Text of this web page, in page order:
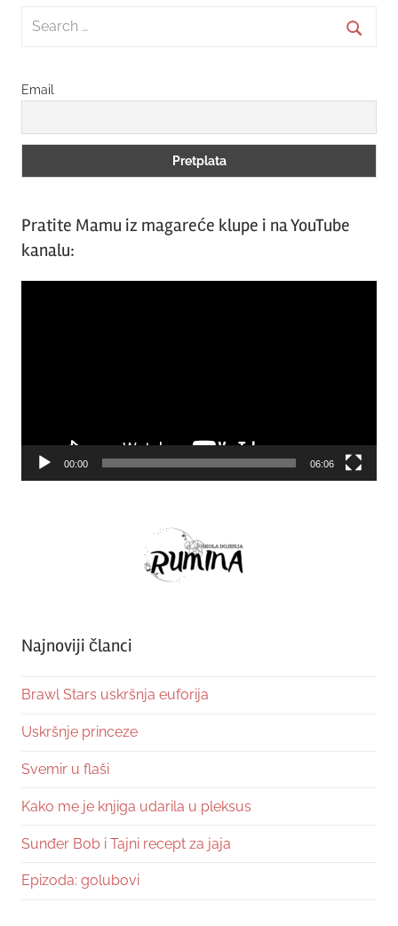
Search
Email
Pratite Mamu iz magareće klupe i na YouTube
kanalu:
00:00 06:06
Najnoviji članci
Brawl Stars uskršnja euforija
Uskršnje princeze
Svemir u flaši
Kako me je knjiga udarila u pleksus
Sunđer Bob i Tajni recept za jaja
Epizoda: golubovi